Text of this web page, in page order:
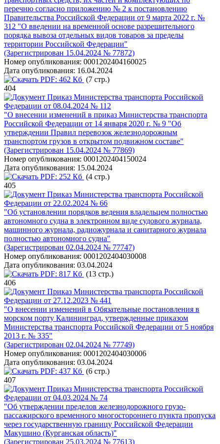
перечню согласно приложению № 2 к постановлению
Правительства Российской Федерации от 9 марта 2022 г. №
312 "О введении на временной основе разрешительного
порядка вывоза отдельных видов товаров за пределы
территории Российской Федерации"
(Зарегистрирован 15.04.2024 № 77872)
Номер опубликования: 0001202404160025
Дата опубликования: 16.04.2024
PDF: 462 Кб (7 стр.)
404
Приказ Министерства транспорта Российской
Федерации от 08.04.2024 № 112
"О внесении изменений в приказ Министерства транспорта
Российской Федерации от 14 января 2020 г. № 9 "Об
утверждении Правил перевозок железнодорожным
транспортом грузов в открытом подвижном составе"
(Зарегистрирован 15.04.2024 № 77869)
Номер опубликования: 0001202404150024
Дата опубликования: 15.04.2024
PDF: 252 Кб (4 стр.)
405
Приказ Министерства транспорта Российской
Федерации от 22.02.2024 № 66
"Об установлении порядков ведения владельцем полностью
автономного судна в электронном виде судового журнала,
машинного журнала, радиожурнала и санитарного журнала
полностью автономного судна"
(Зарегистрирован 02.04.2024 № 77747)
Номер опубликования: 0001202404030008
Дата опубликования: 03.04.2024
PDF: 817 Кб (13 стр.)
406
Приказ Министерства транспорта Российской
Федерации от 27.12.2023 № 441
"О внесении изменений в Обязательные постановления в
морском порту Калининград, утвержденные приказом
Министерства транспорта Российской Федерации от 5 ноября
2013 г. № 335"
(Зарегистрирован 02.04.2024 № 77749)
Номер опубликования: 0001202404030006
Дата опубликования: 03.04.2024
PDF: 437 Кб (6 стр.)
407
Приказ Министерства транспорта Российской
Федерации от 04.03.2024 № 74
"Об утверждении пределов железнодорожного грузо-
пассажирского временного многостороннего пункта пропуска
через государственную границу Российской Федерации
Макушино (Курганская область)"
(Зарегистрирован 25.03.2024 № 77613)